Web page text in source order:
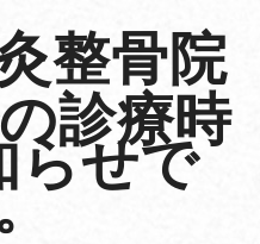
整骨院
診療時
らせで